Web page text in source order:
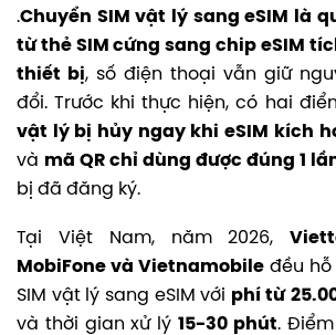
.Chuyển SIM vật lý sang eSIM là
từ thẻ SIM cứng sang chip eSIM
thiết bị, số điện thoại vẫn giữ
đổi. Trước khi thực hiện, có hai
vật lý bị hủy ngay khi eSIM kích
và mã QR chỉ dùng được đúng 1
bị đã đăng ký.
Tại Việt Nam, năm 2026,
MobiFone và Vietnamobile đều
SIM vật lý sang eSIM với phí từ
và thời gian xử lý15-30 phút.